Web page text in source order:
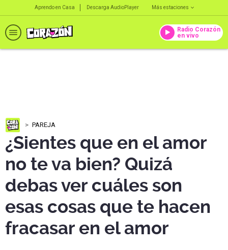
Aprendo en Casa Descarga AudioPlayer Más estaciones
Radio Corazón
en vivo
PAREJA
¿Sientes que en el amor
no te va bien? Quizá
debas ver cuáles son
esas cosas que te hacen
fracasar en el amor